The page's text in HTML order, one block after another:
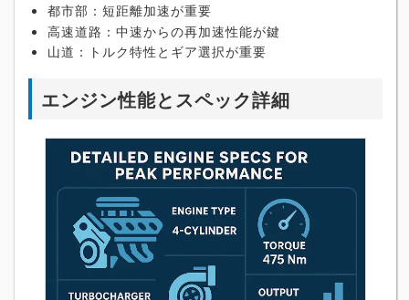
都市部：短距離加速が重要
高速道路：中速からの再加速性能が鍵
山道：トルク特性とギア選択が重要
エンジン性能とスペック詳細